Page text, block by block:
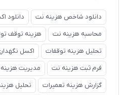
دانلود شاخص هزینه نت
دانلود
محاسبه هزینه نت
هزینه توقف
تحلیل هزینه توقفات
اکسل
فرم ثبت هزینه نت
مدیریت
گزارش هزینه تعمیرات
تحلیل